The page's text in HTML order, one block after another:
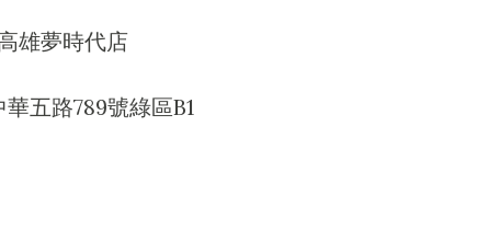
雄夢時代店
五路789號綠區B1